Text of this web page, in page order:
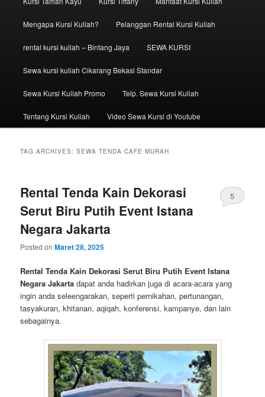
Mengapa Kursi Kuliah? Pelanggan Rental Kursi Kuliah
rental kursi kuliah – Bintang Jaya SEWA KURSI
Sewa kursi kuliah Cikarang Bekasi Standar
Sewa Kursi Kuliah Promo Telp. Sewa Kursi Kuliah
Tentang Kursi Kuliah Video Sewa Kursi di Youtube
TAG ARCHIVES:SEWA TENDA CAFE MURAH
Rental Tenda Kain Dekorasi
Serut Biru Putih Event Istana
Negara Jakarta
Posted onMaret 28, 2025
5
Rental Tenda Kain Dekorasi Serut Biru Putih Event Istana
Negara Jakarta dapat anda hadirkan juga di acara-acara yang
ingin anda seleengarakan, seperti pernikahan, pertunangan,
tasyakuran, khitanan, aqiqah, konferensi, kampanye, dan lain
sebagainya.